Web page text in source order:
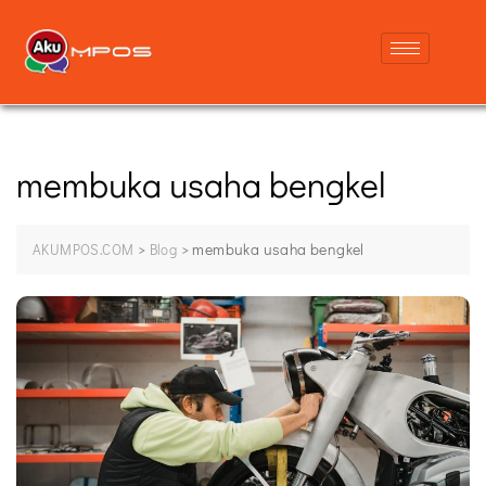
membuka usaha bengkel
AKUMPOS.COM > Blog > membuka usaha bengkel